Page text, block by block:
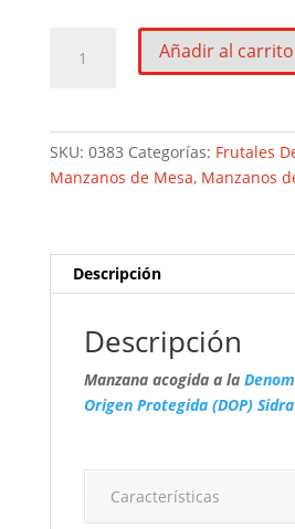
cantidad
Añadir al carrito
SKU: 0383 Categorías: Frutales
Manzanos de Mesa, Manzanos
Descripción
Descripción
Manzana acogida a la
Origen Protegida (DOP)
Características